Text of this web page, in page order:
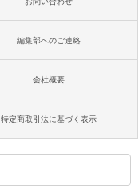
編集部へのご連絡
会社概要
特定商取引法に基づく表示